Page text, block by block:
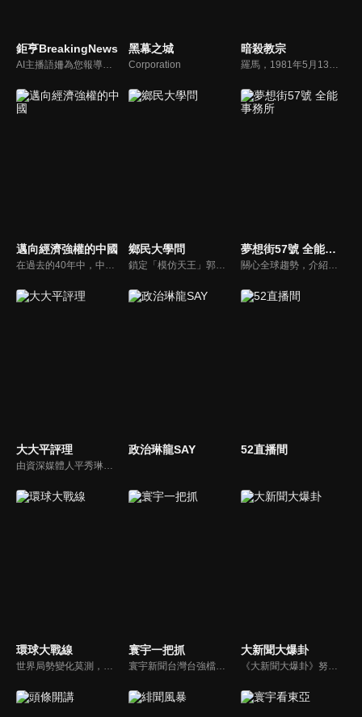
鉅亨BreakingNews 黑幕之城
Corporation
暗殺教宗
邁向經濟強權的中國 鄉民大學問
鎖定「模仿天王」郭子乾，還有高顏值學霸大學生辛辣提問唷！全新優質節目都在NOWnews《鄉民大學問》！
夢想街57號 全能事務所
大大平評理
由資深媒體人平秀琳所主持的時事討論節目，針對大眾關心的議題，邀請關鍵人物或意見領袖上節目，從各種角度深入剖析，並藉由多人的觀點交流，讓新聞事件的真相掏深一點，幫助觀眾了解當下最熱門的新聞議題，期使本節目成為台灣理性討論時事的典範。
政治琳龍SAY 52直播間
環球大戰線
世界局勢變化莫測，你我都身在其中，國際之間合縱連橫，外交、政治、經濟、軍事、科技，無所不爭、無所不戰，《環球大戰線》全方位觀點，與您一起剖析戰略，走進環球競爭最前線！
寰宇一把抓
寰宇新聞台灣台強檔政論節目《寰宇一把抓》，與您一起「抓新聞、抓時事、抓遍台灣政經大小事！由資深社會記者張炤和獨挑大樑主持。張炤和投入新聞前線多年，總是充滿活力的帶給觀眾台灣社會大小事，結合資深社會記者的見聞與觀點，激盪各路實力派專家點評，與您一起掌握政壇人事物即時動態與最新走勢。
大新聞大爆卦
《大新聞大爆卦》努力秉持著監督政府的精神，繼續在網路上努力說出事實。